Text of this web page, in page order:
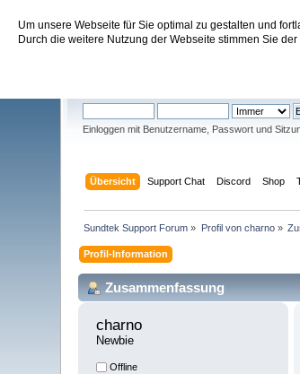
Um unsere Webseite für Sie optimal zu gestalten und
Durch die weitere Nutzung der Webseite stimmen Sie
Sundtek Support
Einloggen mit Benutzername, Passwort und
Übersicht Support Chat Discord Shop
Sundtek Support Forum » Profil von charno»
Profil-Information
Zusammenfassung
charno
Newbie
Offline